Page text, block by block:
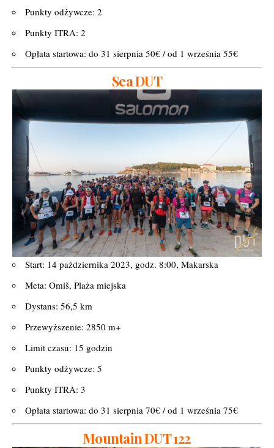
Punkty odżywcze: 2
Punkty ITRA: 2
Opłata startowa: do 31 sierpnia 50€ / od 1 września 55€
Sea DUT
Start: 14 października 2023, godz. 8:00, Makarska
Meta: Omiš, Plaża miejska
Dystans: 56,5 km
Przewyższenie: 2850 m+
Limit czasu: 15 godzin
Punkty odżywcze: 5
Punkty ITRA: 3
Opłata startowa: do 31 sierpnia 70€ / od 1 września 75€
Mountain DUT 122